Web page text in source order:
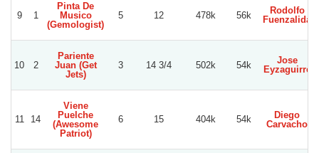
9 1
Pinta De
Musico
(Gemologist)
5 12 478k 56k
Rodolfo
Fuenzalida
10 2
Pariente
Juan (Get
Jets)
3 14 3/4 502k 54k
Jose
Eyzaguirre
11 14
Viene
Puelche
(Awesome
Patriot)
6 15 404k 54k
Diego
Carvacho